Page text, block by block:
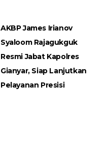
AKBP James Irianov
Syaloom Rajagukguk
Resmi Jabat Kapolres
Gianyar, Siap Lanjutkan
Pelayanan Presisi